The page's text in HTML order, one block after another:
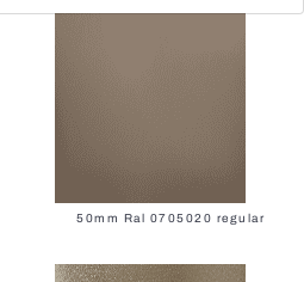
50mm Ral 0705020 regular